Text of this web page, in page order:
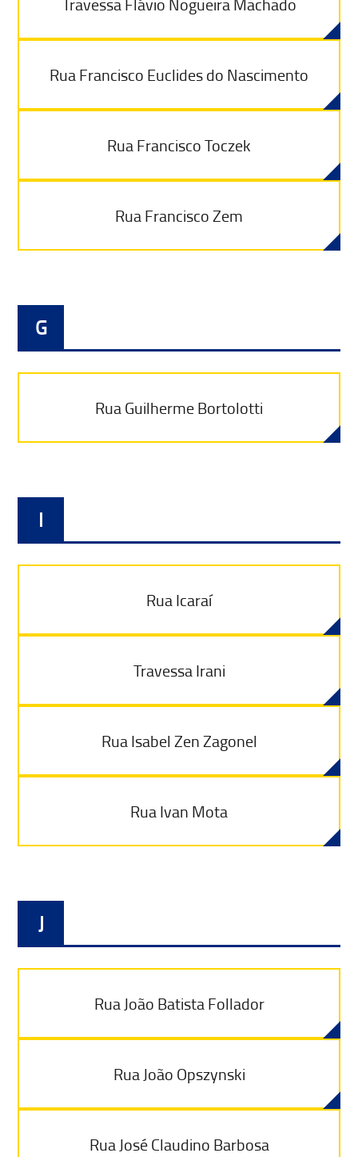
Rua Francisco Euclides do Nascimento
Rua Francisco Toczek
Rua Francisco Zem
G
Rua Guilherme Bortolotti
I
Rua Icaraí
Travessa Irani
Rua Isabel Zen Zagonel
Rua Ivan Mota
J
Rua João Batista Follador
Rua João Opszynski
Rua José Claudino Barbosa